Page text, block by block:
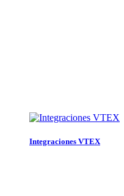
Integraciones VTEX